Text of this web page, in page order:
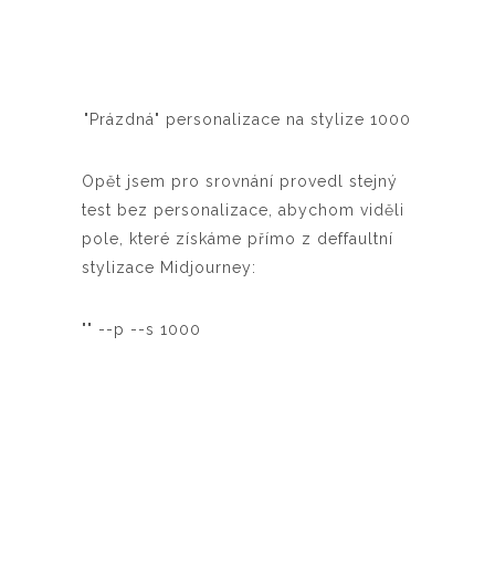
"Prázdná" personalizace na stylize 1000
Opět jsem pro srovnání provedl stejný
test bez personalizace, abychom viděli
pole, které získáme přímo z deffaultní
stylizace Midjourney:
"" --p --s 1000